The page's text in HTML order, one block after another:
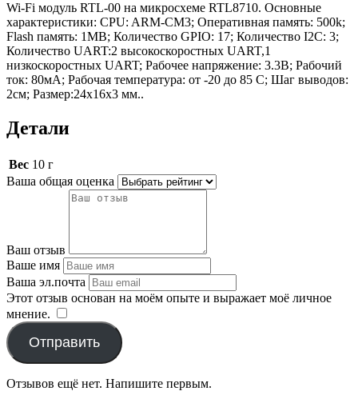
Wi-Fi модуль RTL-00 на микросхеме RTL8710. Основные
характеристики: CPU: ARM-CM3; Оперативная память: 500k;
Flash память: 1MB; Количество GPIO: 17; Количество I2C: 3;
Количество UART:2 высокоскоростных UART,1
низкоскоростных UART; Рабочее напряжение: 3.3В; Рабочий
ток: 80мА; Рабочая температура: от -20 до 85 С; Шаг выводов:
2см; Размер:24х16х3 мм..
Детали
Вес 10 г
Ваша общая оценка
Ваш отзыв
Ваше имя
Ваша эл.почта
Этот отзыв основан на моём опыте и выражает моё личное
мнение.
Отправить
Отзывов ещё нет. Напишите первым.